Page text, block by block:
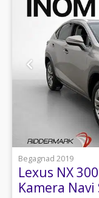
Begagnad 2019
Lexus NX
Kamera Navi